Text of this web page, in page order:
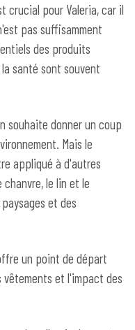
crucial pour Valeria, car il
pas suffisamment
des produits
santé sont souvent
souhaite donner un coup
Mais le
appliqué à d'autres
le lin et le
et des
un point de départ
vêtements et l'impact des